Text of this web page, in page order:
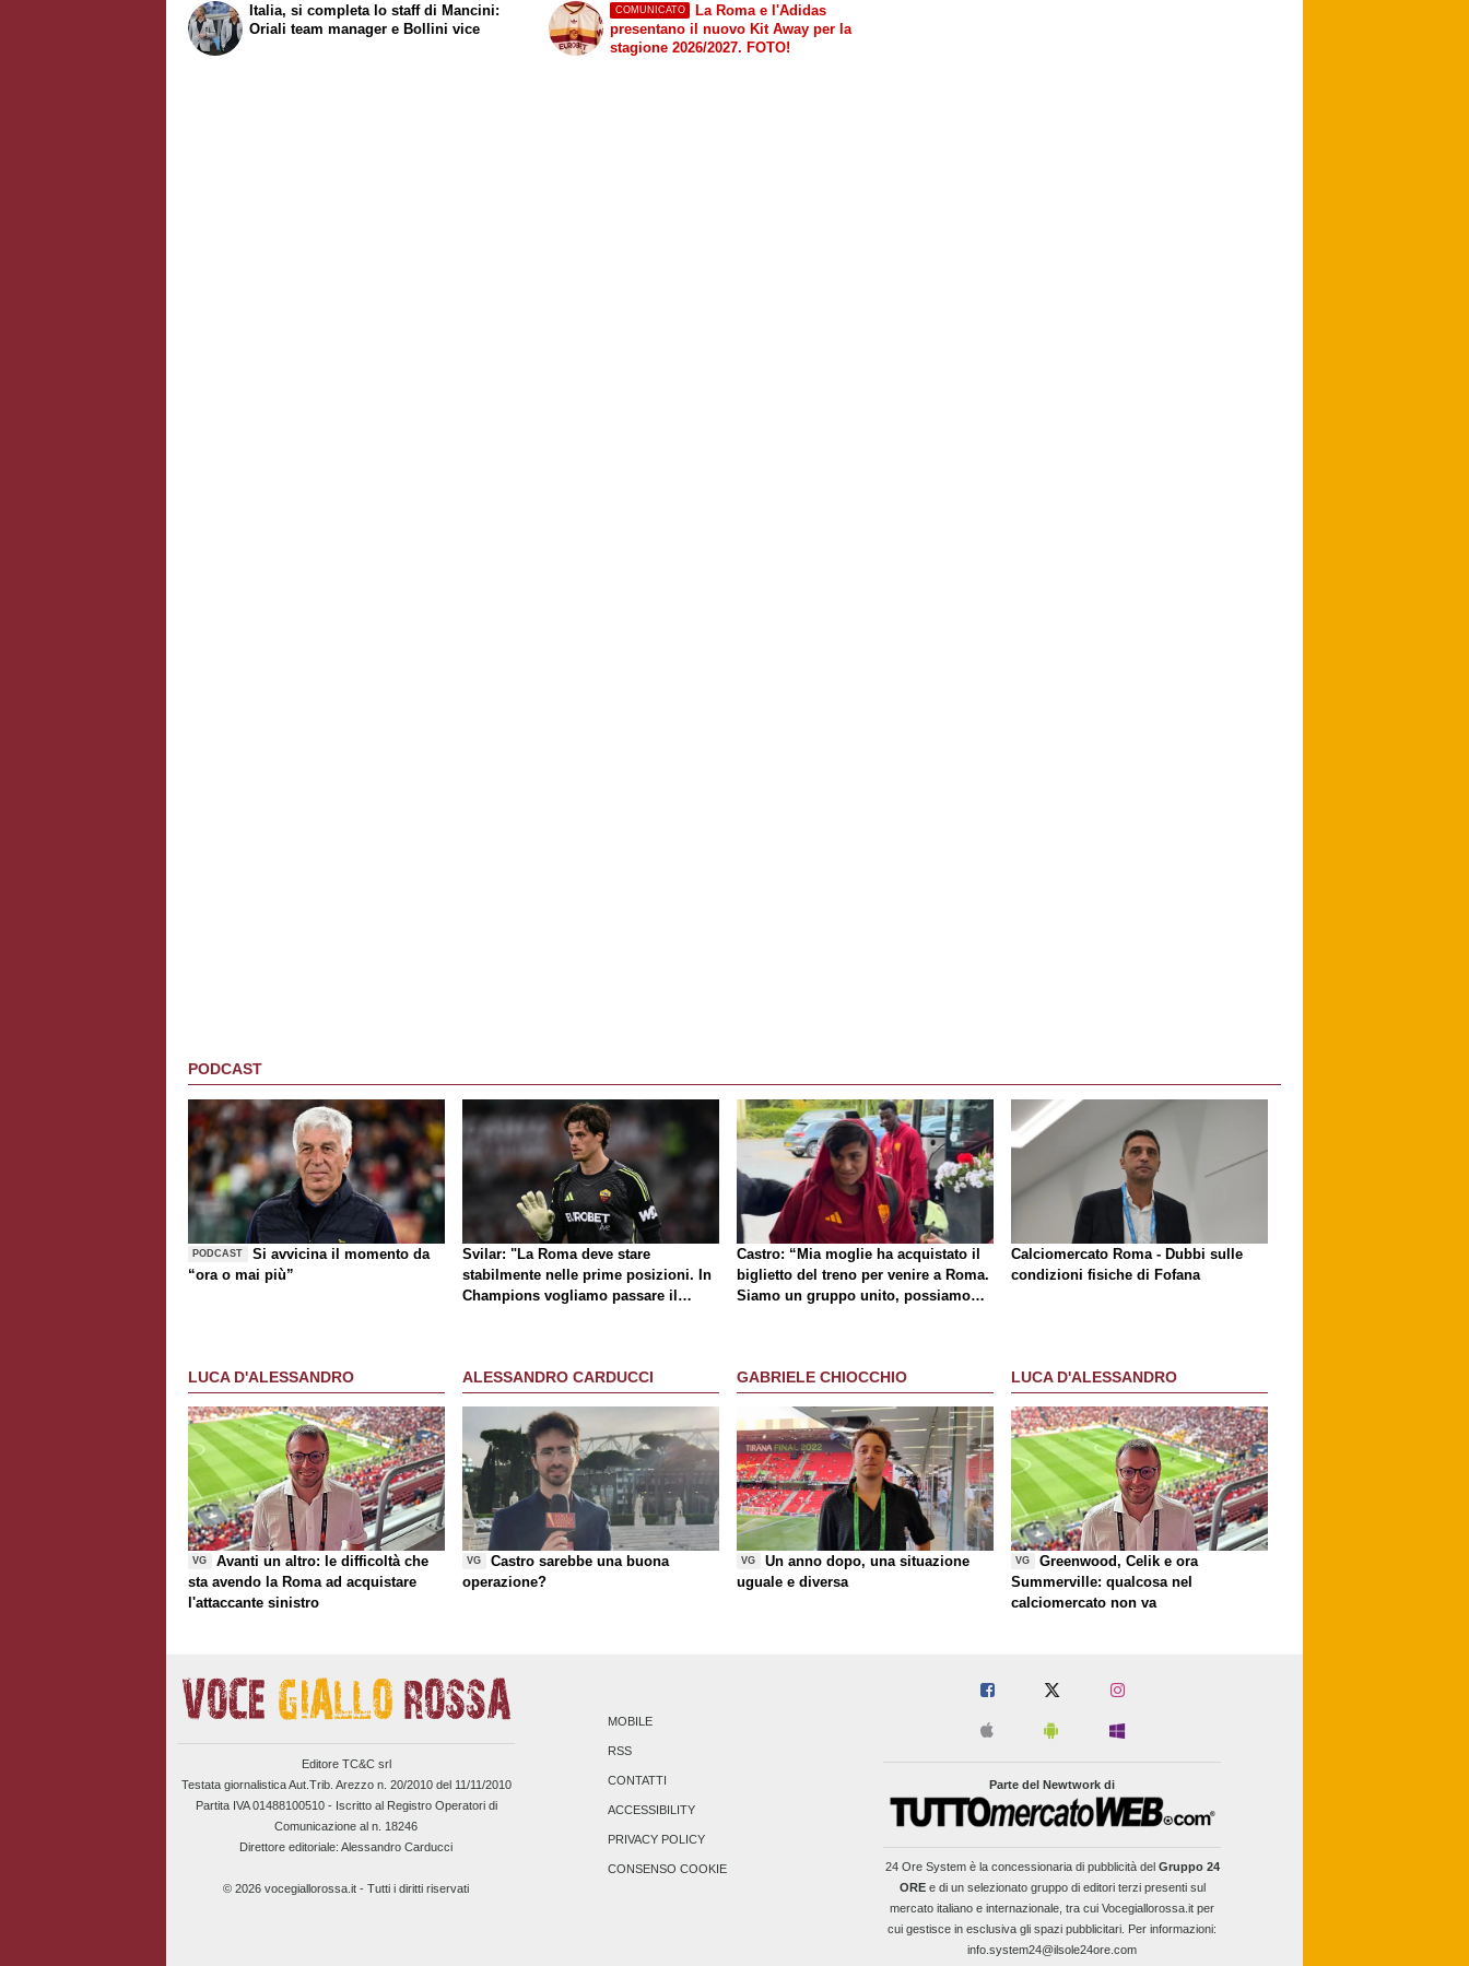
Italia, si completa lo staff di Mancini:
Oriali team manager e Bollini vice
COMUNICATO
La Roma e l'Adidas
presentano il nuovo Kit Away per la
stagione 2026/2027. FOTO!
PODCAST
PODCAST
Si avvicina il momento da
“ora o mai più”
Svilar: "La Roma deve stare
stabilmente nelle prime posizioni. In
Champions vogliamo passare il
Castro: “Mia moglie ha acquistato il
biglietto del treno per venire a Roma.
Siamo un gruppo unito, possiamo
Calciomercato Roma - Dubbi sulle
condizioni fisiche di Fofana
LUCA D'ALESSANDRO
VG
Avanti un altro: le difficoltà che
sta avendo la Roma ad acquistare
l'attaccante sinistro
ALESSANDRO CARDUCCI
VG
Castro sarebbe una buona
operazione?
GABRIELE CHIOCCHIO
VG
Un anno dopo, una situazione
uguale e diversa
LUCA D'ALESSANDRO
VG
Greenwood, Celik e ora
Summerville: qualcosa nel
calciomercato non va
Editore TC&C srl
Testata giornalistica Aut.Trib. Arezzo n. 20/2010 del 11/11/2010
Partita IVA 01488100510 - Iscritto al Registro Operatori di
Comunicazione al n. 18246
Direttore editoriale: Alessandro Carducci
© 2026 vocegiallorossa.it - Tutti i diritti riservati
MOBILE
RSS
CONTATTI
ACCESSIBILITY
PRIVACY POLICY
CONSENSO COOKIE
Parte del Newtwork di
24 Ore Systemè la concessionaria di pubblicità del Gruppo 24
OREe di un selezionato gruppo di editori terzi presenti sul
mercato italiano e internazionale, tra cui Vocegiallorossa.it per
cui gestisce in esclusiva gli spazi pubblicitari. Per informazioni:
info.system24@ilsole24ore.com